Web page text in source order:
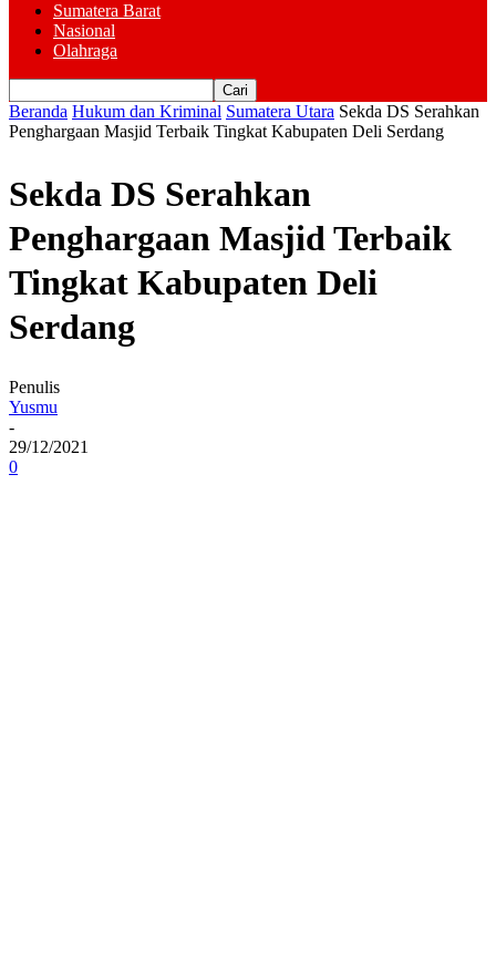
Sumatera Barat
Nasional
Olahraga
Beranda Hukum dan Kriminal Sumatera Utara Sekda DS Serahkan
Penghargaan Masjid Terbaik Tingkat Kabupaten Deli Serdang
Sekda DS Serahkan
Penghargaan Masjid Terbaik
Tingkat Kabupaten Deli
Serdang
Penulis
Yusmu
-
29/12/2021
0